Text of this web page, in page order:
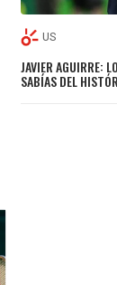
US
JAVIER AGUIRRE:
SABÍAS DEL